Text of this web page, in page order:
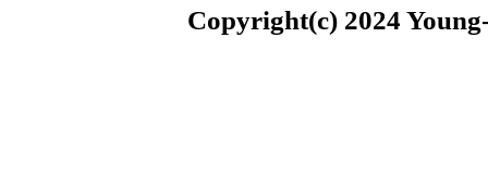
Copyright(c) 2024